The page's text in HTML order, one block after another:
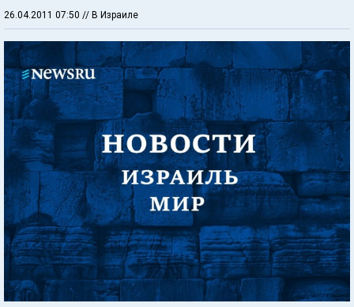
26.04.2011 07:50 // В Израиле